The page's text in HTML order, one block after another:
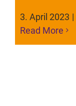
3. April 2023 |
Read More